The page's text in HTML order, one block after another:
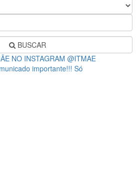
BUSCAR
NO INSTAGRAM @ITMAE
importante!!! Só